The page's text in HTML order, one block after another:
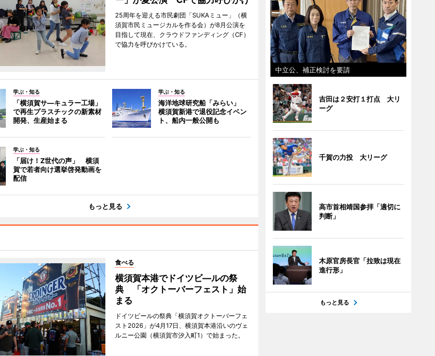
25周年を迎える市民劇団「SUKAミュー」（横
須賀市民ミュージカルを作る会）が8月公演を
目指して現在、クラウドファンディング（CF）
で協力を呼びかけている。
学ぶ・知る
「横須賀サ―キュラー工場」
で再生プラスチックの新素材
開発、生産始まる
学ぶ・知る
海洋地球研究船「みらい」
横須賀新港で退役記念イベン
ト、船内一般公開も
学ぶ・知る
「届け！Z世代の声」 横須
賀で若者向け選挙啓発動画を
配信
もっと見る
食べる
横須賀本港でドイツビ―ルの祭
典 「オクトーバーフェスト」始
まる
ドイツビールの祭典「横須賀オクトーバーフェ
スト2026」が4月17日、横須賀本港沿いのヴェ
ルニー公園（横須賀市汐入町1）で始まった。
中立公、補正検討を要請
吉田は２安打１打点 大リ
ーグ
千賀の力投 大リーグ
高市首相靖国参拝「適切に
判断」
木原官房長官「拉致は現在
進行形」
もっと見る